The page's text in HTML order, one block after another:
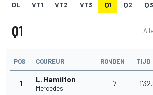
DL VT1 VT2 VT3 Q1 Q2 Q3
Q1
POS COUREUR RONDEN TIJD
1 L. Hamilton
Mercedes
7